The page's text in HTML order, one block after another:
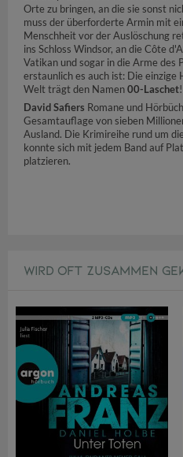
Orte zu bringen, an die sie sonst
muss der überforderte Armin mit
Menschheit vor der Auslöschung
ins Schloss Windsor, an die Côte
Vatikan und sogar in die Arme des
erstaunlich es auch ist: Die einzige
Welt trägt den Namen00-Laschet!
David Safiers Romane und
Gesamtauflage von sieben
Ausland. Die Krimireihe rund um
konnte sich mit jedem Band auf
platzieren.
WIRD OFT ZUSAMMEN